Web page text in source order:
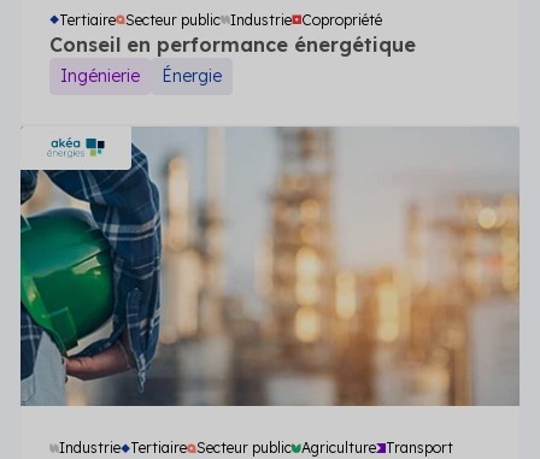
Secteur public
Tertiaire
Transport
Tertiaire Secteur public Industrie Copropriété
Conseil en performance énergétique
Ingénierie Énergie
Industrie Tertiaire Secteur public Agriculture Transport